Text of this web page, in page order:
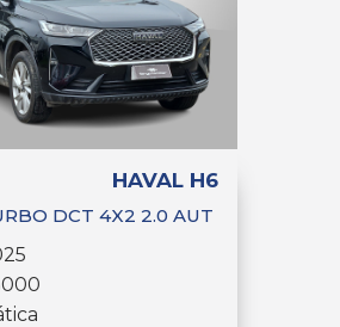
HAVAL H6
DCT 4X2 2.0 AUT